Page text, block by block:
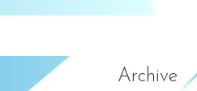
Archive